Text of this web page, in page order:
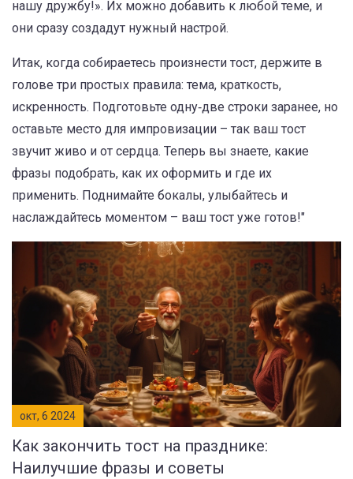
нашу дружбу!». Их можно добавить к любой теме, и
они сразу создадут нужный настрой.
Итак, когда собираетесь произнести тост, держите в
голове три простых правила: тема, краткость,
искренность. Подготовьте одну‑две строки заранее, но
оставьте место для импровизации – так ваш тост
звучит живо и от сердца. Теперь вы знаете, какие
фразы подобрать, как их оформить и где их
применить. Поднимайте бокалы, улыбайтесь и
наслаждайтесь моментом – ваш тост уже готов!"
окт, 6 2024
Как закончить тост на празднике:
Наилучшие фразы и советы